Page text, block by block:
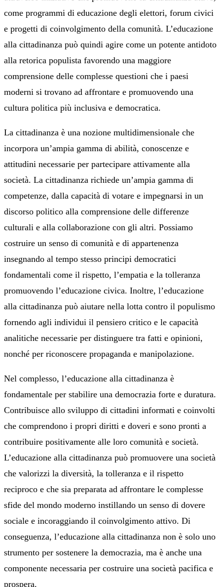
come programmi di educazione degli elettori, forum civici
e progetti di coinvolgimento della comunità. L’educazione
alla cittadinanza può quindi agire come un potente antidoto
alla retorica populista favorendo una maggiore
comprensione delle complesse questioni che i paesi
moderni si trovano ad affrontare e promuovendo una
cultura politica più inclusiva e democratica.
La cittadinanza è una nozione multidimensionale che
incorpora un’ampia gamma di abilità, conoscenze e
attitudini necessarie per partecipare attivamente alla
società. La cittadinanza richiede un’ampia gamma di
competenze, dalla capacità di votare e impegnarsi in un
discorso politico alla comprensione delle differenze
culturali e alla collaborazione con gli altri. Possiamo
costruire un senso di comunità e di appartenenza
insegnando al tempo stesso principi democratici
fondamentali come il rispetto, l’empatia e la tolleranza
promuovendo l’educazione civica. Inoltre, l’educazione
alla cittadinanza può aiutare nella lotta contro il populismo
fornendo agli individui il pensiero critico e le capacità
analitiche necessarie per distinguere tra fatti e opinioni,
nonché per riconoscere propaganda e manipolazione.
Nel complesso, l’educazione alla cittadinanza è
fondamentale per stabilire una democrazia forte e duratura.
Contribuisce allo sviluppo di cittadini informati e coinvolti
che comprendono i propri diritti e doveri e sono pronti a
contribuire positivamente alle loro comunità e società.
L’educazione alla cittadinanza può promuovere una società
che valorizzi la diversità, la tolleranza e il rispetto
reciproco e che sia preparata ad affrontare le complesse
sfide del mondo moderno instillando un senso di dovere
sociale e incoraggiando il coinvolgimento attivo. Di
conseguenza, l’educazione alla cittadinanza non è solo uno
strumento per sostenere la democrazia, ma è anche una
componente necessaria per costruire una società pacifica e
prospera.